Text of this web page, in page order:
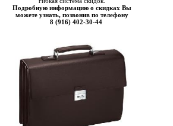
Подробную информацию о скидках Вы
можете узнать, позвонив по телефону
8 (916) 402-30-44